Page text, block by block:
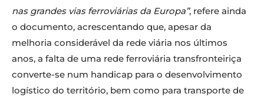
nas grandes vias ferroviárias da Europa”, refere ainda
o documento, acrescentando que, apesar da
melhoria considerável da rede viária nos últimos
anos, a falta de uma rede ferroviária transfronteiriça
converte-se num handicap para o desenvolvimento
logístico do território, bem como para transporte de